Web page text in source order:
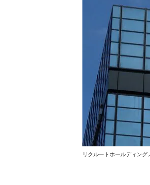
リクルートホールディン